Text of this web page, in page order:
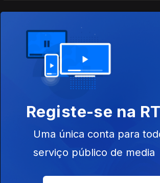
Ep. 24
14 jun. 2026
Temos propostas tranquilas e a história de
quis começar bem cedo uma vida política no
07 jun. 2026
pânicos podem dar multas grandes...
Registe-se na
Uma única conta para
serviço público de media